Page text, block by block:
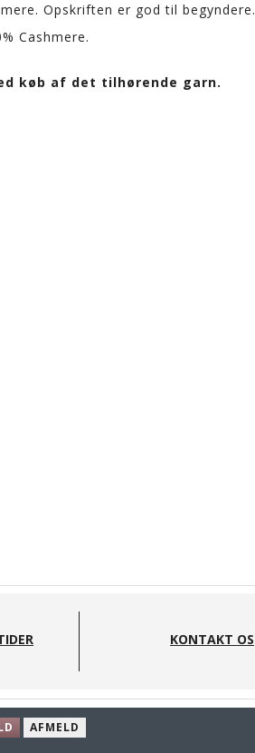
Opskriften er god til begyndere.
Cashmere.
køb af det tilhørende garn.
KONTAKT OS
AFMELD